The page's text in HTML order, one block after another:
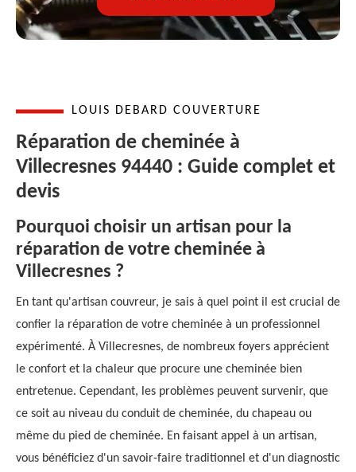
LOUIS DEBARD COUVERTURE
Réparation de cheminée à
Villecresnes 94440 : Guide complet et
devis
Pourquoi choisir un artisan pour la
réparation de votre cheminée à
Villecresnes ?
En tant qu'artisan couvreur, je sais à quel point il est crucial de
confier la réparation de votre cheminée à un professionnel
expérimenté. À Villecresnes, de nombreux foyers apprécient
le confort et la chaleur que procure une cheminée bien
entretenue. Cependant, les problèmes peuvent survenir, que
ce soit au niveau du conduit de cheminée, du chapeau ou
même du pied de cheminée. En faisant appel à un artisan,
vous bénéficiez d'un savoir-faire traditionnel et d'un diagnostic